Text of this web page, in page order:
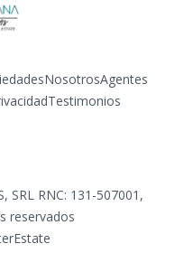
NosotrosAgentes
Testimonios
SRL RNC: 131-507001 ,
reservados